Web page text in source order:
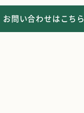
お問い合わせはこちら